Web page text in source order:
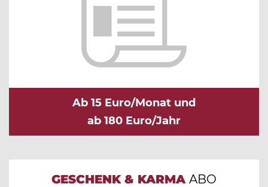
Ab 15 Euro/Monat und
ab 180 Euro/Jahr
GESCHENK & KARMA ABO